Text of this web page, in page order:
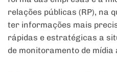
relações públicas (RP), na
ter informações mais
rápidas e estratégicas a
de monitoramento de